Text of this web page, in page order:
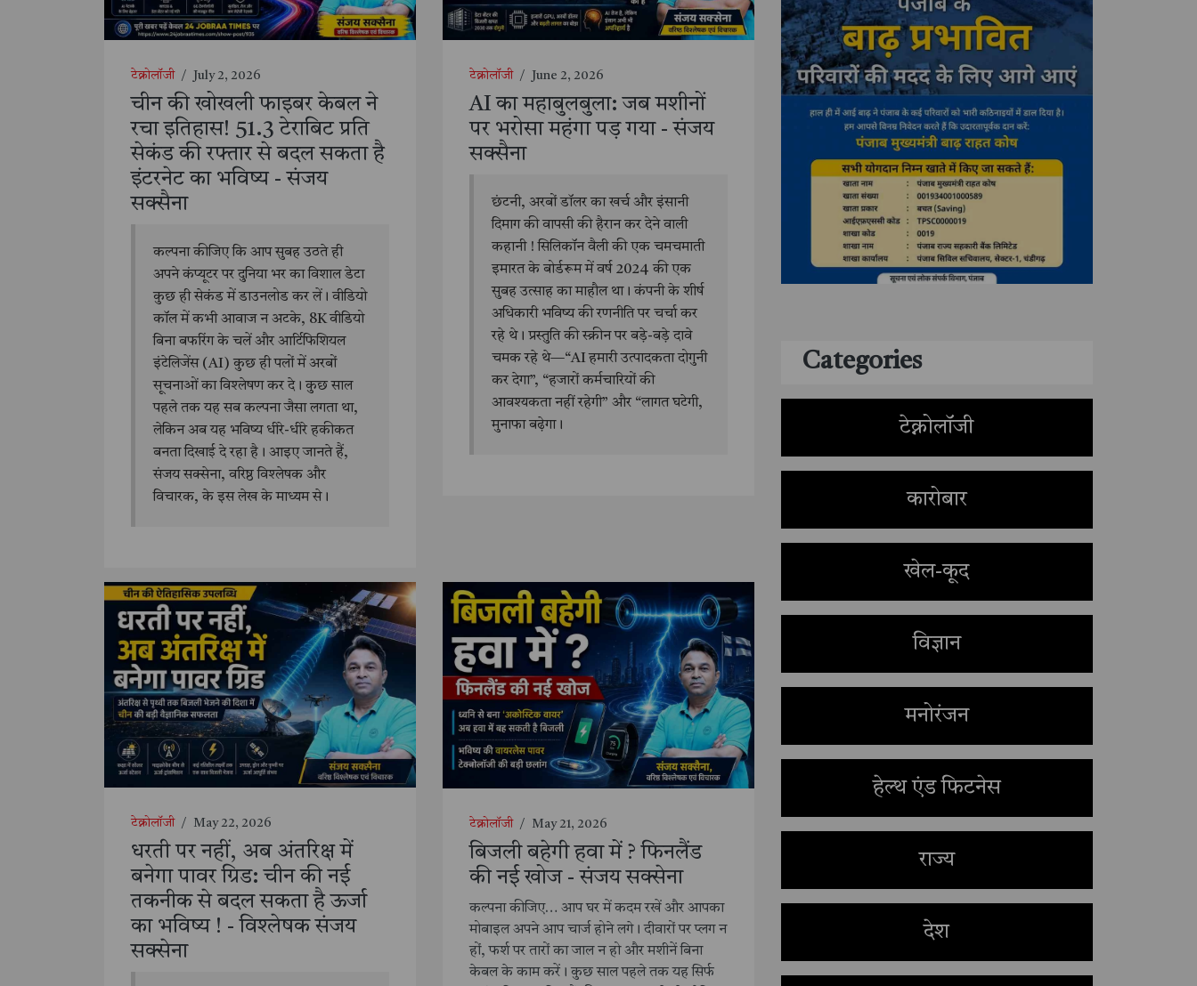
टेक्नोलॉजी / July 2, 2026
चीन की खोखली फाइबर केबल ने
रचा इतिहास! 51.3 टेराबिट प्रति
सेकंड की रफ्तार से बदल सकता है
इंटरनेट का भविष्य - संजय
सक्सैना
कल्पना कीजिए कि आप सुबह उठते ही
अपने कंप्यूटर पर दुनिया भर का विशाल डेटा
कुछ ही सेकंड में डाउनलोड कर लें। वीडियो
कॉल में कभी आवाज न अटके, 8K वीडियो
बिना बफरिंग के चलें और आर्टिफिशियल
इंटेलिजेंस (AI) कुछ ही पलों में अरबों
सूचनाओं का विश्लेषण कर दे। कुछ साल
पहले तक यह सब कल्पना जैसा लगता था,
लेकिन अब यह भविष्य धीरे-धीरे हकीकत
बनता दिखाई दे रहा है। आइए जानते हैं,
संजय सक्सेना, वरिष्ठ विश्लेषक और
विचारक, के इस लेख के माध्यम से।
टेक्नोलॉजी / June 2, 2026
AI का महाबुलबुला: जब मशीनों
पर भरोसा महंगा पड़ गया - संजय
सक्सैना
छंटनी, अरबों डॉलर का खर्च और इंसानी
दिमाग की वापसी की हैरान कर देने वाली
कहानी ! सिलिकॉन वैली की एक चमचमाती
इमारत के बोर्डरूम में वर्ष 2024 की एक
सुबह उत्साह का माहौल था। कंपनी के शीर्ष
अधिकारी भविष्य की रणनीति पर चर्चा कर
रहे थे। प्रस्तुति की स्क्रीन पर बड़े-बड़े दावे
चमक रहे थे—“AI हमारी उत्पादकता दोगुनी
कर देगा”, “हजारों कर्मचारियों की
आवश्यकता नहीं रहेगी” और “लागत घटेगी,
मुनाफा बढ़ेगा।
टेक्नोलॉजी / May 22, 2026
धरती पर नहीं, अब अंतरिक्ष में
बनेगा पावर ग्रिड: चीन की नई
तकनीक से बदल सकता है ऊर्जा
का भविष्य ! - विश्लेषक संजय
सक्सेना
टेक्नोलॉजी / May 21, 2026
बिजली बहेगी हवा में ? फिनलैंड
की नई खोज - संजय सक्सेना
कल्पना कीजिए… आप घर में कदम रखें और आपका
मोबाइल अपने आप चार्ज होने लगे। दीवारों पर प्लग न
हों, फर्श पर तारों का जाल न हो और मशीनें बिना
केबल के काम करें। कुछ साल पहले तक यह सिर्फ
Categories
टेक्नोलॉजी
कारोबार
खेल-कूद
विज्ञान
मनोरंजन
हेल्थ एंड फिटनेस
राज्य
देश